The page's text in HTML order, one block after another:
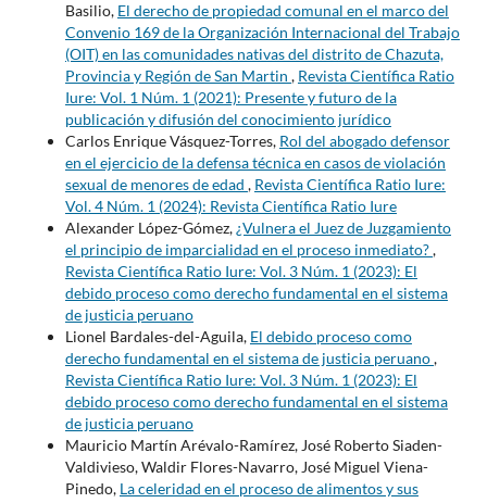
Basilio, El derecho de propiedad comunal en el marco del
Convenio 169 de la Organización Internacional del Trabajo
(OIT) en las comunidades nativas del distrito de Chazuta,
Provincia y Región de San Martin , Revista Científica Ratio
Iure: Vol. 1 Núm. 1 (2021): Presente y futuro de la
publicación y difusión del conocimiento jurídico
Carlos Enrique Vásquez-Torres, Rol del abogado defensor
en el ejercicio de la defensa técnica en casos de violación
sexual de menores de edad , Revista Científica Ratio Iure:
Vol. 4 Núm. 1 (2024): Revista Científica Ratio Iure
Alexander López-Gómez,¿Vulnera el Juez de Juzgamiento
el principio de imparcialidad en el proceso inmediato?,
Revista Científica Ratio Iure: Vol. 3 Núm. 1 (2023): El
debido proceso como derecho fundamental en el sistema
de justicia peruano
Lionel Bardales-del-Aguila, El debido proceso como
derecho fundamental en el sistema de justicia peruano,
Revista Científica Ratio Iure: Vol. 3 Núm. 1 (2023): El
debido proceso como derecho fundamental en el sistema
de justicia peruano
Mauricio Martín Arévalo-Ramírez, José Roberto Siaden-
Valdivieso, Waldir Flores-Navarro, José Miguel Viena-
Pinedo, La celeridad en el proceso de alimentos y sus